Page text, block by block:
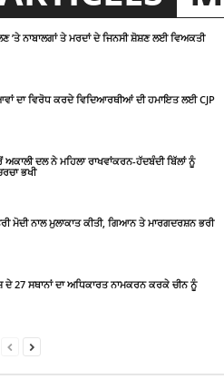
’ਤੇ ਨਾਬਾਲਗਾਂ ਤੇ ਮਰਦਾਂ ਦੇ ਜਿਨਸੀ ਸ਼ੋਸ਼ਣ ਲਈ ਵਿਅਕਤੀ
ਦਾ ਵਿਰੋਧ ਕਰਦੇ ਵਿਦਿਆਰਥੀਆਂ ਦੀ ਹਮਾਇਤ ਲਈ CJP
ਅਕਾਲੀ ਦਲ ਨੇ ਮਹਿਲਾ ਰਾਖਵਾਂਕਰਨ-ਹੱਦਬੰਦੀ ਬਿੱਲਾਂ ਨੂੰ
ਭਖੀ
ਮੋਦੀ ਨਾਲ ਮੁਲਾਕਾਤ ਕੀਤੀ, ਗਿਆਨ ਤੇ ਮਾਰਗਦਰਸ਼ਨ ਭਰੀ
27 ਸਥਾਨਾਂ ਦਾ ਅਧਿਕਾਰਤ ਨਾਮਕਰਨ ਕਰਕੇ ਚੀਨ ਨੂੰ